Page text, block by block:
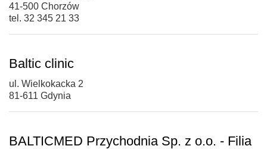
41-500 Chorzów
tel. 32 345 21 33
Baltic clinic
ul. Wielkokacka 2
81-611 Gdynia
BALTICMED Przychodnia Sp. z o.o. - Filia